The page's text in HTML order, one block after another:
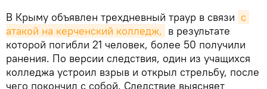
В Крыму объявлен трехдневный траур в связи с
атакой на керченский колледж, в результате
которой погибли 21 человек, более 50 получили
ранения. По версии следствия, один из учащихся
колледжа устроил взрыв и открыл стрельбу, после
чего покончил с собой. Следствие выясняет